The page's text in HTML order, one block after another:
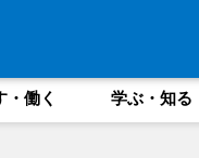
・働く 学ぶ・知る